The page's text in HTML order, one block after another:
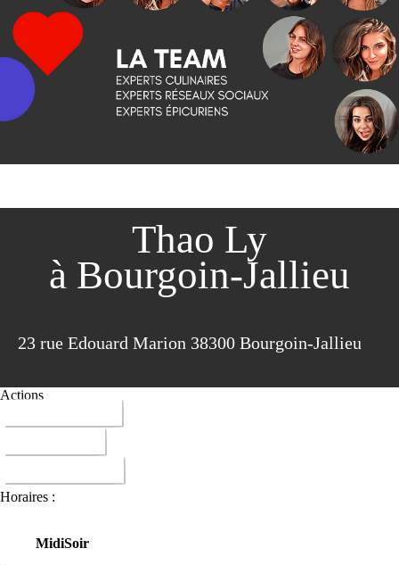
Thao Ly
à Bourgoin-Jallieu
23 rue Edouard Marion 38300 Bourgoin-Jallieu
Actions
Horaires :
MidiSoir